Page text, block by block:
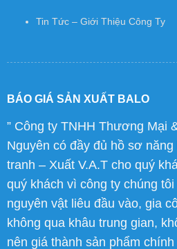
Tin Tức – Giới Thiệu Công Ty
BÁO GIÁ SẢN XUẤT BALO
” Công ty TNHH Thương Mại
Nguyên có đầy đủ hồ sơ
tranh – Xuất V.A.T cho quý
quý khách vì công ty chúng
nguyên vật liêu đầu vào, gia
không qua khâu trung gian,
nên giá thành sản phẩm